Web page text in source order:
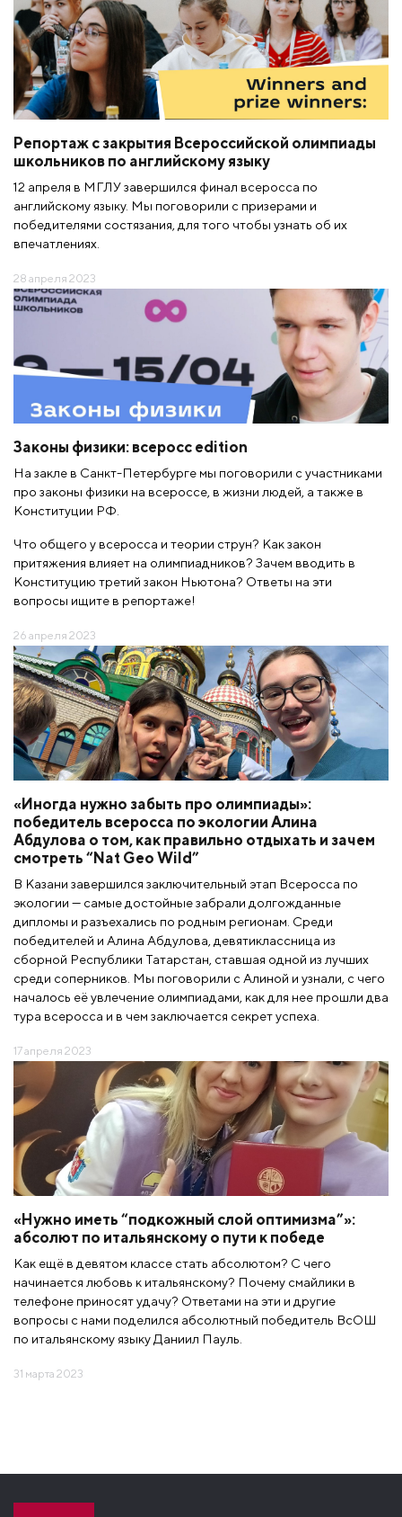
Репортаж с закрытия Всероссийской олимпиады
школьников по английскому языку
12 апреля в МГЛУ завершился финал всеросса по
английскому языку. Мы поговорили с призерами и
победителями состязания, для того чтобы узнать об их
впечатлениях.
28 апреля 2023
Законы физики: всеросс edition
На закле в Санкт-Петербурге мы поговорили с участниками
про законы физики на всероссе, в жизни людей, а также в
Конституции РФ.
Что общего у всеросса и теории струн? Как закон
притяжения влияет на олимпиадников? Зачем вводить в
Конституцию третий закон Ньютона? Ответы на эти
вопросы ищите в репортаже!
26 апреля 2023
«Иногда нужно забыть про олимпиады»:
победитель всеросса по экологии Алина
Абдулова о том, как правильно отдыхать и зачем
смотреть “Nat Geo Wild”
В Казани завершился заключительный этап Всеросса по
экологии — самые достойные забрали долгожданные
дипломы и разъехались по родным регионам. Среди
победителей и Алина Абдулова, девятиклассница из
сборной Республики Татарстан, ставшая одной из лучших
среди соперников. Мы поговорили с Алиной и узнали, с чего
началось её увлечение олимпиадами, как для нее прошли два
тура всеросса и в чем заключается секрет успеха.
17 апреля 2023
«Нужно иметь “подкожный слой оптимизма”»:
абсолют по итальянскому о пути к победе
Как ещё в девятом классе стать абсолютом? С чего
начинается любовь к итальянскому? Почему смайлики в
телефоне приносят удачу? Ответами на эти и другие
вопросы с нами поделился абсолютный победитель ВсОШ
по итальянскому языку Даниил Пауль.
31 марта 2023